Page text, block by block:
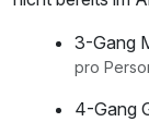
3-Gang
pro
4-Gang